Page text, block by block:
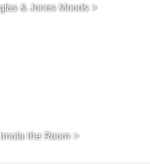
& Jones Moods >
Imola the Room >